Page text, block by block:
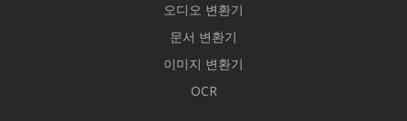
오디오 변환기
문서 변환기
이미지 변환기
OCR